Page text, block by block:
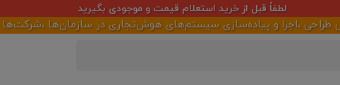
لطفاً قبل از خرید استعلام قیمت و موجودی بگیرید
،اجرا و پیاده‌سازی سیستم‌های هوش‌تجاری در سازمان‌ها ،شرکت‌ها